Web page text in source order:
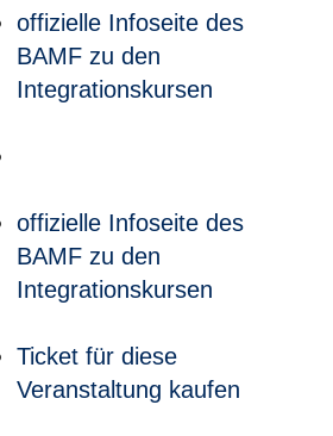
offizielle Infoseite des
BAMF zu den
Integrationskursen
offizielle Infoseite des
BAMF zu den
Integrationskursen
Ticket für diese
Veranstaltung kaufen